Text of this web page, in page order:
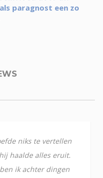
paragnost een zo
niks te vertellen
haalde alles eruit.
ik achter dingen